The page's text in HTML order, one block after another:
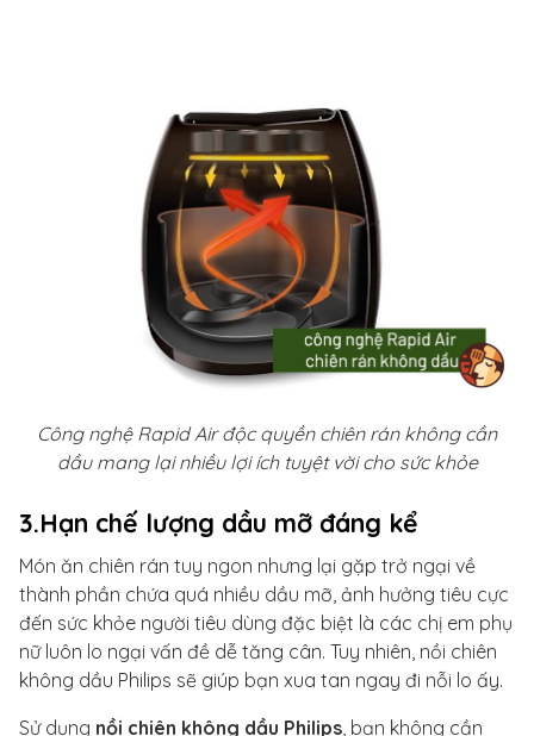
Công nghệ Rapid Air độc quyền chiên rán không cần
dầu mang lại nhiều lợi ích tuyệt vời cho sức khỏe
3.Hạn chế lượng dầu mỡ đáng kể
Món ăn chiên rán tuy ngon nhưng lại gặp trở ngại về
thành phần chứa quá nhiều dầu mỡ, ảnh hưởng tiêu cực
đến sức khỏe người tiêu dùng đặc biệt là các chị em phụ
nữ luôn lo ngại vấn đề dễ tăng cân. Tuy nhiên, nồi chiên
không dầu Philips sẽ giúp bạn xua tan ngay đi nỗi lo ấy.
Sử dụng nồi chiên không dầu Philips , bạn không cần